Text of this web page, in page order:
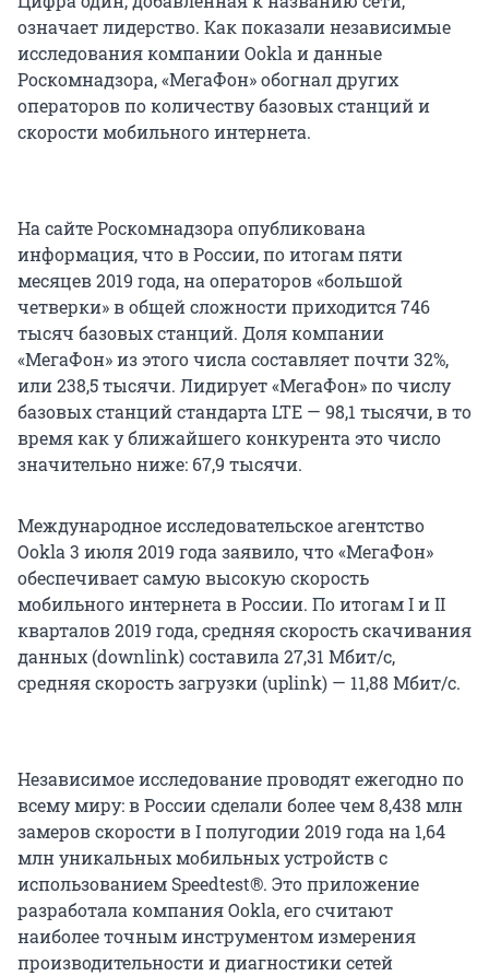
означает лидерство. Как показали независимые
исследования компании Ookla и данные
Роскомнадзора, «МегаФон» обогнал других
операторов по количеству базовых станций и
скорости мобильного интернета.
На сайте Роскомнадзора опубликована
информация, что в России, по итогам пяти
месяцев 2019 года, на операторов «большой
четверки» в общей сложности приходится 746
тысяч базовых станций. Доля компании
«МегаФон» из этого числа составляет почти 32%,
или 238,5 тысячи. Лидирует «МегаФон» по числу
базовых станций стандарта LTE — 98,1 тысячи, в то
время как у ближайшего конкурента это число
значительно ниже: 67,9 тысячи.
Международное исследовательское агентство
Ookla 3 июля 2019 года заявило, что «МегаФон»
обеспечивает самую высокую скорость
мобильного интернета в России. По итогам I и II
кварталов 2019 года, средняя скорость скачивания
данных (downlink) составила 27,31 Мбит/с,
средняя скорость загрузки (uplink) — 11,88 Мбит/с.
Независимое исследование проводят ежегодно по
всему миру: в России сделали более чем 8,438 млн
замеров скорости в I полугодии 2019 года на 1,64
млн уникальных мобильных устройств с
использованием Speedtest®. Это приложение
разработала компания Ookla, его считают
наиболее точным инструментом измерения
производительности и диагностики сетей